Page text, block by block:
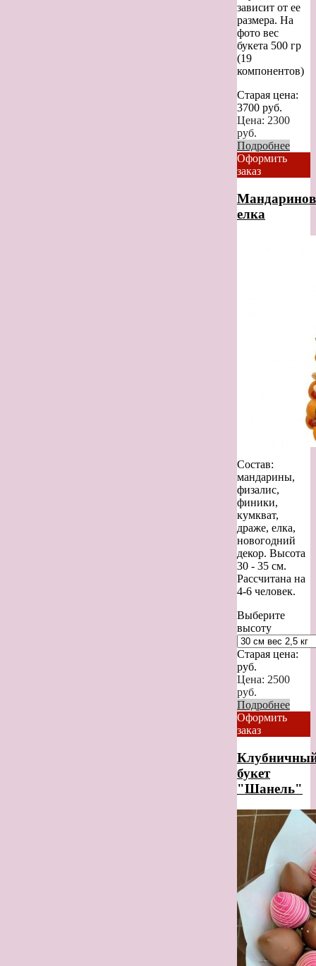
зависит от ее
размера. На
фото вес
букета 500 гр
(19
компонентов)
Старая цена:
3700 руб.
Цена: 2300
руб.
Подробнее
Оформить
заказ
елка
Состав:
мандарины,
физалис,
финики,
кумкват,
драже, елка,
новогодний
декор. Высота
30 - 35 см.
Рассчитана на
4-6 человек.
Выберите
высоту
Старая цена:
руб.
Цена: 2500
руб.
Подробнее
Оформить
заказ
букет
"Шанель"